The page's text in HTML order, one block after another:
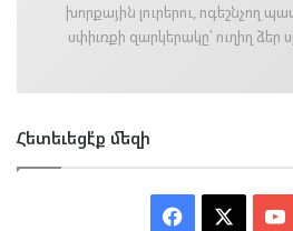
խորքային լուրերու, ոգեշնչող
սփիւռքի զարկերակը՝ ուղիղ ձեր
Հետեւեցէ՛ք մեզի
Facebook